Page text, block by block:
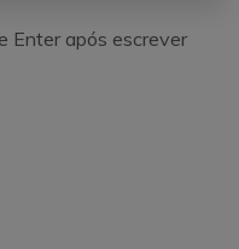
Enter após escrever